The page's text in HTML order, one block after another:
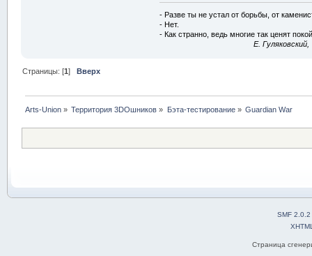
- Разве ты не устал от борьбы, от
- Нет.
- Как странно, ведь многие так ценят
E.
Страницы: [1]Вверх
Arts-Union » Территория 3DOшников » Бэта-тестирование» Guardian War
SMF 2.0.2
Страница